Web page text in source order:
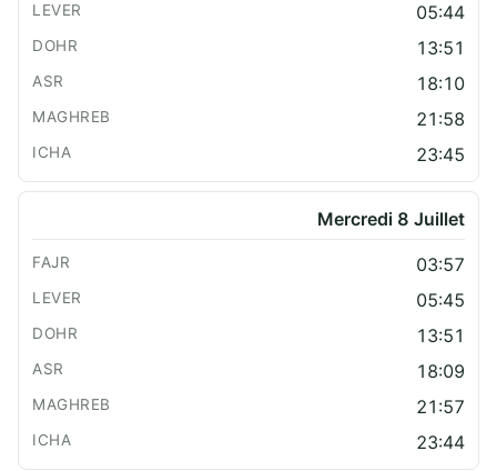
05:44
13:51
18:10
21:58
23:45
Mercredi 8 Juillet
03:57
05:45
13:51
18:09
21:57
23:44